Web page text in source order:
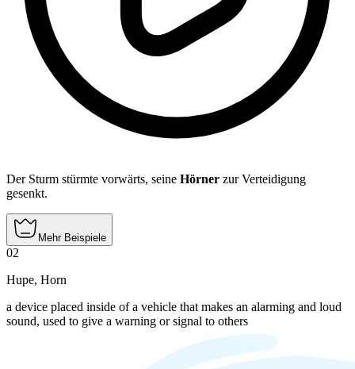
Der Sturm stürmte vorwärts, seine Hörner zur Verteidigung
gesenkt.
Mehr Beispiele
02
Hupe, Horn
a device placed inside of a vehicle that makes an alarming and loud
sound, used to give a warning or signal to others